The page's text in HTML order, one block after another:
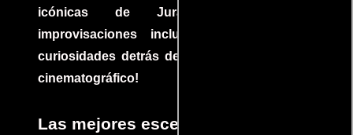
icónicas de Jurassic Park, con
improvisaciones incluidas. ¡Descubre las
curiosidades detrás del rodaje de un clásico
cinematográfico!
Las mejores escenas de acción